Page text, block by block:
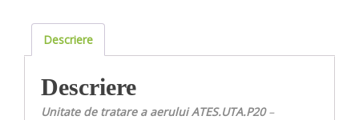
Descriere
Descriere
Unitate de tratare a aerului ATES.UTA.P20–